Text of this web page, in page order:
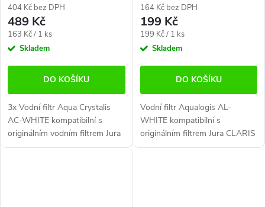
Claris White)
404 Kč bez DPH
489 Kč
Měrná
cena:
163 Kč / 1 ks
Skladem
DO KOŠÍKU
3x Vodní filtr Aqua Crystalis
AC-WHITE kompatibilní s
originálním vodním filtrem Jura
CLARIS WHITE. Vodní filtr
WHITE)
164 Kč bez DPH
199 Kč
Měrná
cena:
199 Kč / 1 ks
Skladem
DO KOŠÍKU
Vodní filtr Aqualogis AL-
WHITE kompatibilní s
originálním filtrem Jura CLARIS
WHITE. Filtr AL-WHITE účinně